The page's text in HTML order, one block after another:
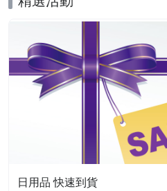
日用品 快速到貨